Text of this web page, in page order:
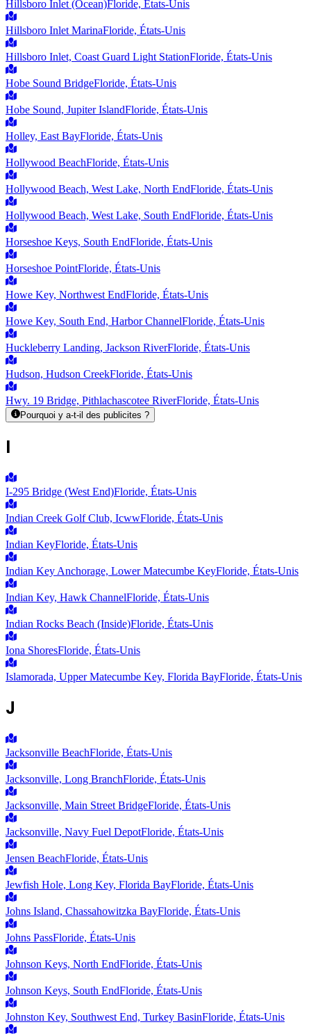
Hillsboro Inlet (Ocean)Floride, États-Unis
Hillsboro Inlet MarinaFloride, États-Unis
Hillsboro Inlet, Coast Guard Light StationFloride, États-Unis
Hobe Sound BridgeFloride, États-Unis
Hobe Sound, Jupiter IslandFloride, États-Unis
Holley, East BayFloride, États-Unis
Hollywood BeachFloride, États-Unis
Hollywood Beach, West Lake, North EndFloride, États-Unis
Hollywood Beach, West Lake, South EndFloride, États-Unis
Horseshoe Keys, South EndFloride, États-Unis
Horseshoe PointFloride, États-Unis
Howe Key, Northwest EndFloride, États-Unis
Howe Key, South End, Harbor ChannelFloride, États-Unis
Huckleberry Landing, Jackson RiverFloride, États-Unis
Hudson, Hudson CreekFloride, États-Unis
Hwy. 19 Bridge, Pithlachascotee RiverFloride, États-Unis
Pourquoi y a-t-il des publicites ?
I
I-295 Bridge (West End)Floride, États-Unis
Indian Creek Golf Club, IcwwFloride, États-Unis
Indian KeyFloride, États-Unis
Indian Key Anchorage, Lower Matecumbe KeyFloride, États-Unis
Indian Key, Hawk ChannelFloride, États-Unis
Indian Rocks Beach (Inside)Floride, États-Unis
Iona ShoresFloride, États-Unis
Islamorada, Upper Matecumbe Key, Florida BayFloride, États-Unis
J
Jacksonville BeachFloride, États-Unis
Jacksonville, Long BranchFloride, États-Unis
Jacksonville, Main Street BridgeFloride, États-Unis
Jacksonville, Navy Fuel DepotFloride, États-Unis
Jensen BeachFloride, États-Unis
Jewfish Hole, Long Key, Florida BayFloride, États-Unis
Johns Island, Chassahowitzka BayFloride, États-Unis
Johns PassFloride, États-Unis
Johnson Keys, North EndFloride, États-Unis
Johnson Keys, South EndFloride, États-Unis
Johnston Key, Southwest End, Turkey BasinFloride, États-Unis